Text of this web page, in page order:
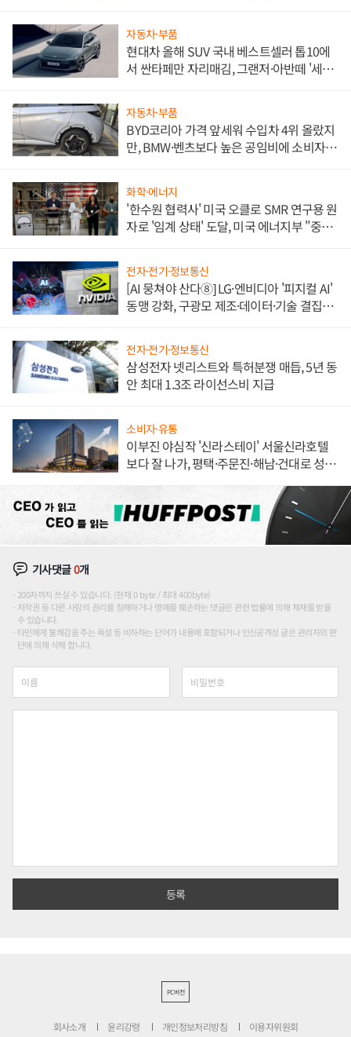
자동차·부품
현대차 올해 SUV 국내 베스트셀러 톱10에
서 싼타페만 자리매김, 그랜저·아반떼 '세단
자동차·부품
BYD코리아 가격 앞세워 수입차 4위 올랐지
만, BMW·벤츠보다 높은 공임비에 소비자
화학·에너지
'한수원 협력사' 미국 오클로 SMR 연구용 원
자로 '임계 상태' 도달, 미국 에너지부 "중요
전자·전기·정보통신
[AI 뭉쳐야 산다⑧] LG·엔비디아 '피지컬 AI'
동맹 강화, 구광모 제조·데이터·기술 결집
전자·전기·정보통신
삼성전자 넷리스트와 특허분쟁 매듭, 5년 동
안 최대 1.3조 라이선스비 지급
소비자·유통
이부진 야심작 '신라스테이' 서울신라호텔
보다 잘 나가, 평택·주문진·해남·건대로 성
기사댓글0개
200자까지 쓰실 수 있습니다. (현재 0 byte / 최대 400byte)
저작권 등 다른 사람의 권리를 침해하거나 명예를 훼손하는 댓글은 관련 법률에 의해 제재를 받을
수 있습니다.
타인에게 불쾌감을 주는 욕설 등 비하하는 단어가 내용에 포함되거나 인신공격성 글은 관리자의 판
단에 의해 삭제 합니다.
PC버전
회사소개 윤리강령 개인정보처리방침 이용자위원회